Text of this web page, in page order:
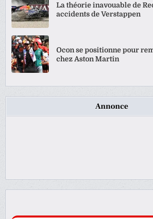
La théorie inavouable de
accidents de Verstappen
Ocon se positionne pour
chez Aston Martin
Annonce